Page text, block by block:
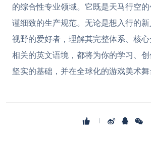
的综合性专业领域。它既是天马行空
谨细致的生产规范。无论是想入行的
视野的爱好者，理解其完整体系、核
相关的英文语境，都将为你的学习、
坚实的基础，并在全球化的游戏美术舞